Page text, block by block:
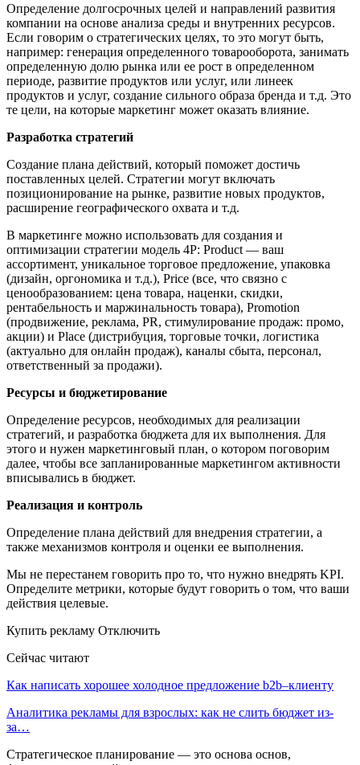
Определение долгосрочных целей и направлений развития
компании на основе анализа среды и внутренних ресурсов.
Если говорим о стратегических целях, то это могут быть,
например: генерация определенного товарооборота, занимать
определенную долю рынка или ее рост в определенном
периоде, развитие продуктов или услуг, или линеек
продуктов и услуг, создание сильного образа бренда и т.д. Это
те цели, на которые маркетинг может оказать влияние.
Разработка стратегий
Создание плана действий, который поможет достичь
поставленных целей. Стратегии могут включать
позиционирование на рынке, развитие новых продуктов,
расширение географического охвата и т.д.
В маркетинге можно использовать для создания и
оптимизации стратегии модель 4P: Product — ваш
ассортимент, уникальное торговое предложение, упаковка
(дизайн, оргономика и т.д.), Price (все, что связно с
ценообразованием: цена товара, наценки, скидки,
рентабельность и маржинальность товара), Promotion
(продвижение, реклама, PR, стимулирование продаж: промо,
акции) и Place (дистрибуция, торговые точки, логистика
(актуально для онлайн продаж), каналы сбыта, персонал,
ответственный за продажи).
Ресурсы и бюджетирование
Определение ресурсов, необходимых для реализации
стратегий, и разработка бюджета для их выполнения. Для
этого и нужен маркетинговый план, о котором поговорим
далее, чтобы все запланированные маркетингом активности
вписывались в бюджет.
Реализация и контроль
Определение плана действий для внедрения стратегии, а
также механизмов контроля и оценки ее выполнения.
Мы не перестанем говорить про то, что нужно внедрять KPI.
Определите метрики, которые будут говорить о том, что ваши
действия целевые.
Купить рекламу Отключить
Сейчас читают
Как написать хорошее холодное предложение b2b–клиенту
Аналитика рекламы для взрослых: как не слить бюджет из-
за…
Стратегическое планирование — это основа основ,